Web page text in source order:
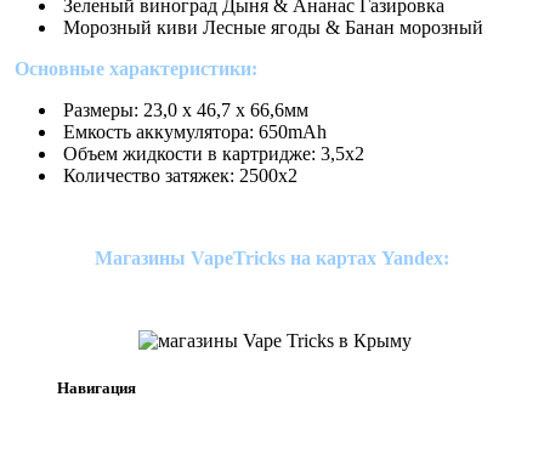
Зеленый виноград Дыня & Ананас Газировка
Морозный киви Лесные ягоды & Банан морозный
Основные характеристики:
Размеры: 23,0 х 46,7 х 66,6мм
Емкость аккумулятора: 650mAh
Объем жидкости в картридже: 3,5х2
Количество затяжек: 2500х2
Магазины VapeTricks на картах Yandex:
Навигация